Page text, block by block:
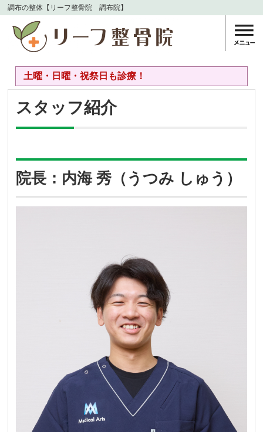
調布の整体【リーフ整骨院 調布院】
土曜・日曜・祝祭日も診療！
スタッフ紹介
院長：内海 秀（うつみ しゅう）